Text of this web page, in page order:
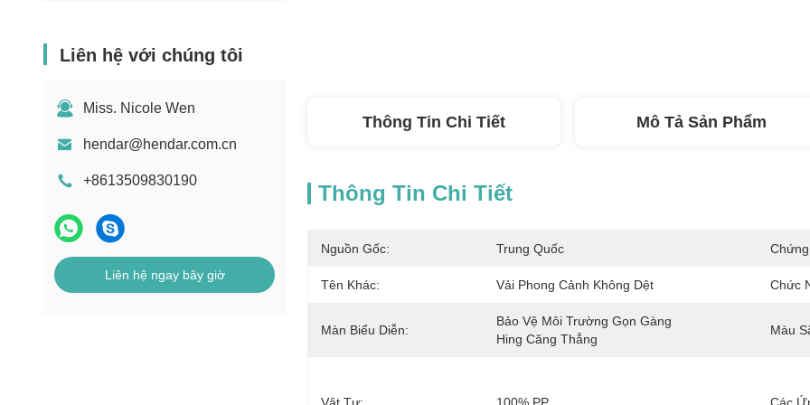
Liên hệ với chúng tôi
Miss. Nicole Wen
hendar@hendar.com.cn
+8613509830190
Liên hệ ngay bây giờ
Thông Tin Chi Tiết Mô Tả Sản Phẩm
Thông Tin Chi Tiết
Nguồn Gốc: Trung Quốc
Tên Khác: Vải Phong Cảnh Không Dệt Chức
Màn Biểu Diễn:
Bảo Vệ Môi Trường Gọn Gàng
Hing Căng Thẳng
Màu